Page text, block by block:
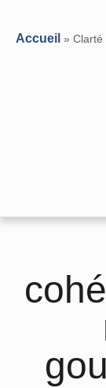
Accueil » Clarté